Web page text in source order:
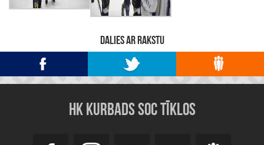
DALIES AR RAKSTU
HK KURBADS SOC TĪKLOS